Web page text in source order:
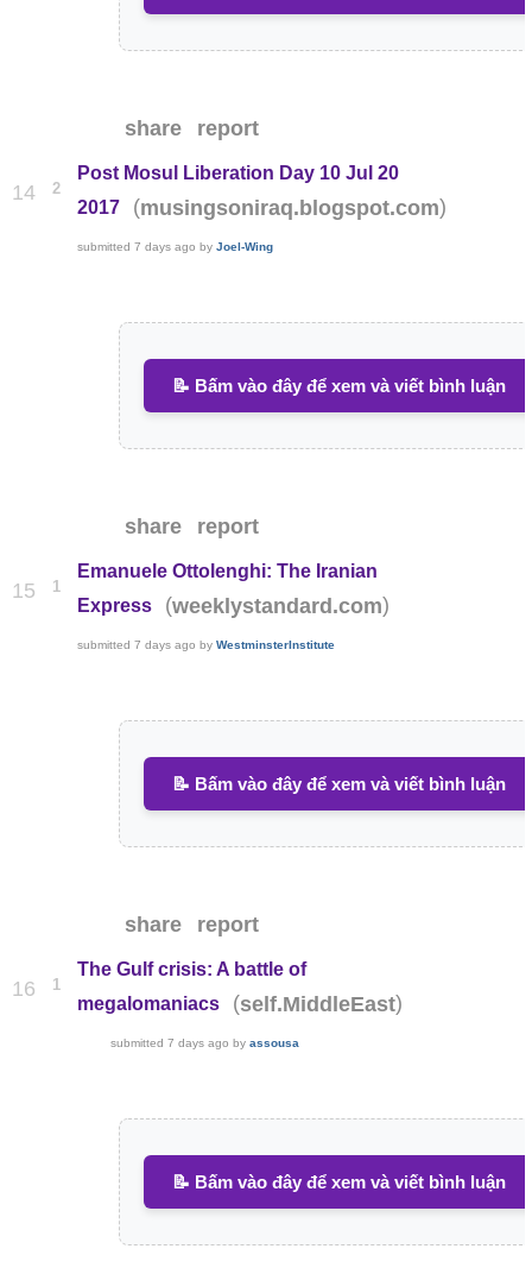
share report
14 2
Post Mosul Liberation Day 10 Jul 20
2017
(musingsoniraq.blogspot.com)
submitted7 days ago byJoel-Wing
📝 Bấm vào đây để xem và viết bình luận
share report
15 1
Emanuele Ottolenghi: The Iranian
Express
(weeklystandard.com)
submitted7 days ago byWestminsterInstitute
📝 Bấm vào đây để xem và viết bình luận
share report
16 1
The Gulf crisis: A battle of
megalomaniacs
(self.MiddleEast)
submitted7 days ago byassousa
📝 Bấm vào đây để xem và viết bình luận